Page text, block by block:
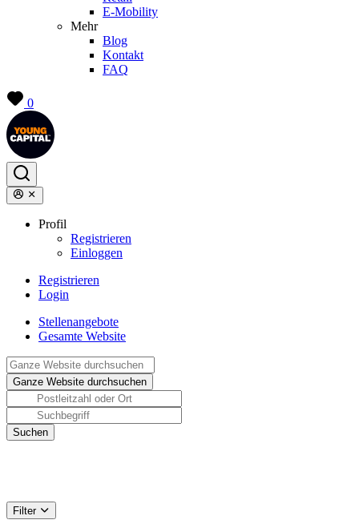
E-Mobility
Mehr
Blog
Kontakt
FAQ
0
Profil
Registrieren
Einloggen
Registrieren
Login
Stellenangebote
Gesamte Website
Filter